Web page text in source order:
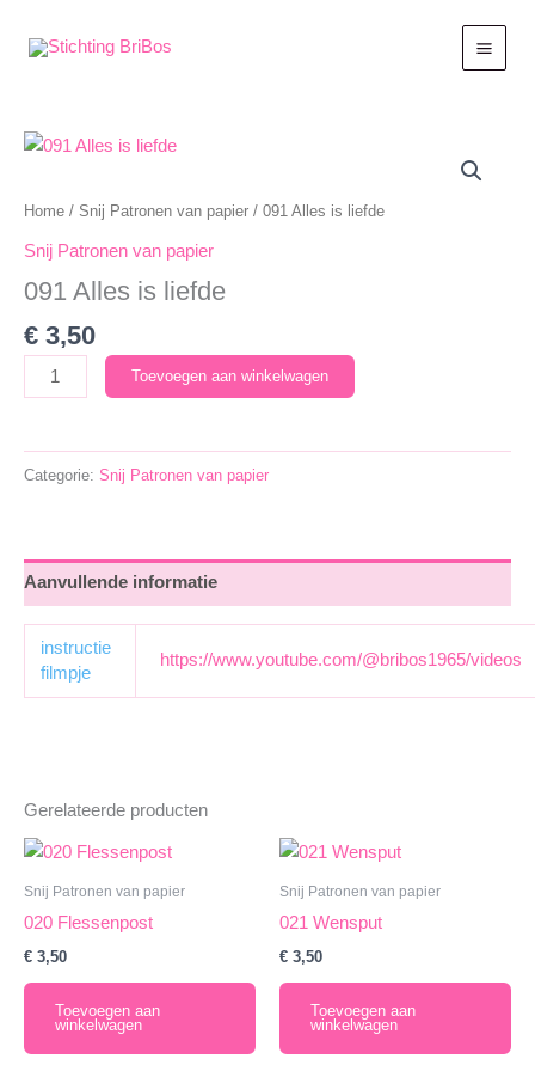
naar
Home / Snij Patronen van papier / 091 Alles is liefde
Snij Patronen van papier
091 Alles is liefde
€ 3,50
Alles
liefde
aantal
Toevoegen aan winkelwagen
Categorie: Snij Patronen van papier
Aanvullende informatie
instructie
filmpje
https://www.youtube.com/@bribos1965/videos
Gerelateerde producten
Snij Patronen van papier
020 Flessenpost
€ 3,50
Toevoegen aan
winkelwagen
Snij Patronen van papier
021 Wensput
€ 3,50
Toevoegen aan
winkelwagen